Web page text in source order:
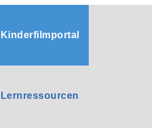
Kinderfilmportal
Lernressourcen